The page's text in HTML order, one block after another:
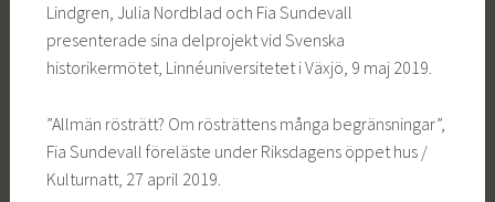
Lindgren, Julia Nordblad och Fia Sundevall
presenterade sina delprojekt vid Svenska
historikermötet, Linnéuniversitetet i Växjö, 9 maj 2019.
”Allmän rösträtt? Om rösträttens många begränsningar”,
Fia Sundevall föreläste under Riksdagens öppet hus /
Kulturnatt, 27 april 2019.